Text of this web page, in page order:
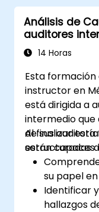
en lugar
riesgos
Auditoría
auditados.
Análisis de
auditores
14 Horas
Esta formación
instructor en
está dirigida a
intermedio que
de sus
estructuradas
Al finalizar
serán capaces
su papel
Identificar
hallazgos